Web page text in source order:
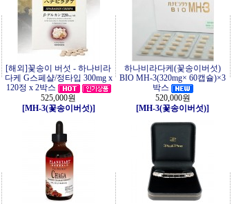
[해외]꽃송이 버섯 - 하나비라
다케 G스페샬/정타입 300mg x
120정 x 2박스
525,000원
[MH-3(꽃송이버섯)]
하나비라다케(꽃송이버섯)
BIO MH-3(320mg× 60캡슐)×3
박스
520,000원
[MH-3(꽃송이버섯)]